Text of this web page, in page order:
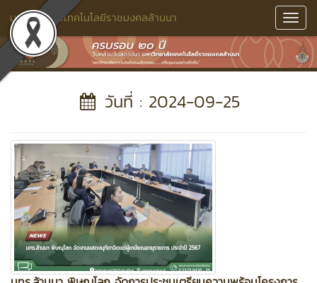
มหาวิทยาลัยเทคโนโลยีราชมงคลล้านนา
วันที่ : 2024-09-25